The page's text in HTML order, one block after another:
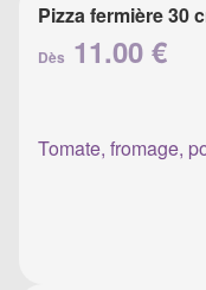
Pizza fermière 30
Dès 11.00 €
Tomate, fromage,